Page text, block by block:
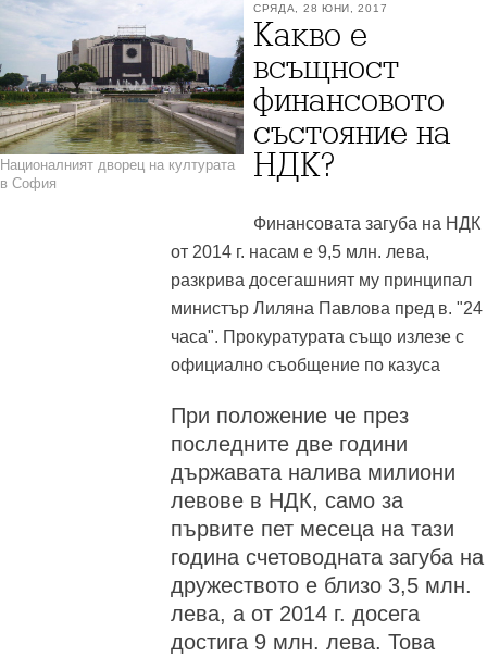
СРЯДА, 28 ЮНИ, 2017
Какво е
всъщност
финансовото
състояние на
НДК?
Националният дворец на културата
в София
Финансовата загуба на НДК
от 2014 г. насам е 9,5 млн. лева,
разкрива досегашният му принципал
министър Лиляна Павлова пред в. "24
часа". Прокуратурата също излезе с
официално съобщение по казуса
При положение че през
последните две години
държавата налива милиони
левове в НДК, само за
първите пет месеца на тази
година счетоводната загуба на
дружеството е близо 3,5 млн.
лева, а от 2014 г. досега
достига 9 млн. лева. Това